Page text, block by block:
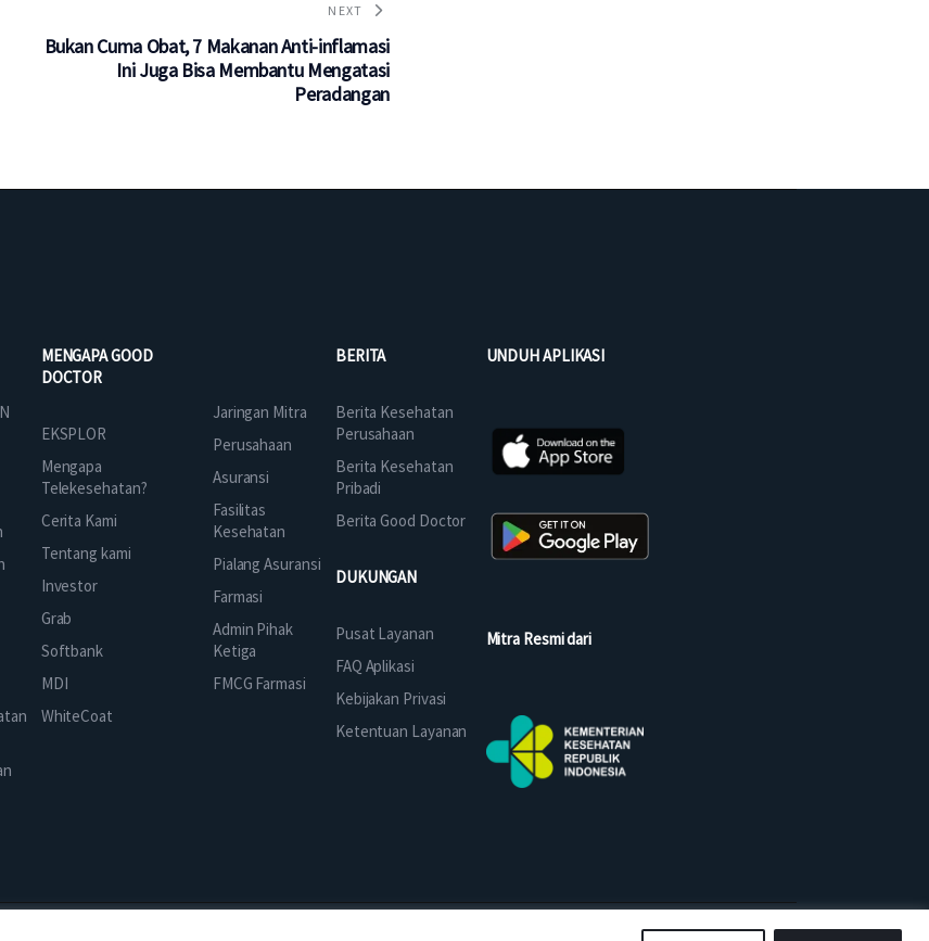
NEXT
Bukan Cuma Obat, 7 Makanan Anti-inflamasi
Ini Juga Bisa Membantu Mengatasi
Peradangan
MENGAPA GOOD
DOCTOR
EKSPLOR
Mengapa
Telekesehatan?
Cerita Kami
Tentang kami
Investor
Grab
Softbank
MDI
WhiteCoat
Jaringan Mitra
Perusahaan
Asuransi
Fasilitas
Kesehatan
Pialang Asuransi
Farmasi
Admin Pihak
Ketiga
FMCG Farmasi
BERITA
Berita Kesehatan
Perusahaan
Berita Kesehatan
Pribadi
Berita Good Doctor
DUKUNGAN
Pusat Layanan
FAQ Aplikasi
Kebijakan Privasi
Ketentuan Layanan
UNDUH APLIKASI
Mitra Resmi dari